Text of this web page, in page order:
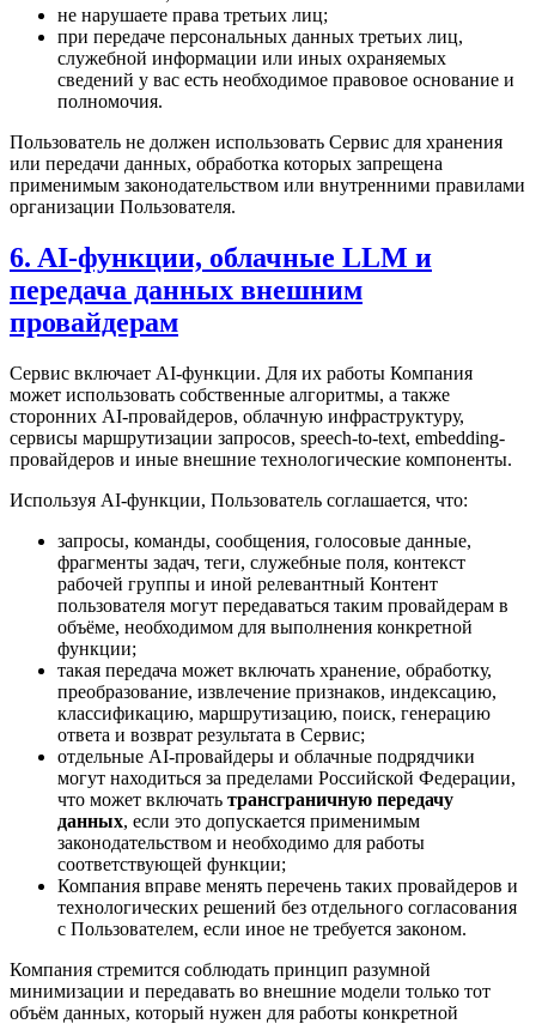
не нарушаете права третьих лиц;
при передаче персональных данных третьих лиц,
служебной информации или иных охраняемых
сведений у вас есть необходимое правовое основание и
полномочия.
Пользователь не должен использовать Сервис для хранения
или передачи данных, обработка которых запрещена
применимым законодательством или внутренними правилами
организации Пользователя.
6. AI-функции, облачные LLM и
передача данных внешним
провайдерам
Сервис включает AI-функции. Для их работы Компания
может использовать собственные алгоритмы, а также
сторонних AI-провайдеров, облачную инфраструктуру,
сервисы маршрутизации запросов, speech-to-text, embedding-
провайдеров и иные внешние технологические компоненты.
Используя AI-функции, Пользователь соглашается, что:
запросы, команды, сообщения, голосовые данные,
фрагменты задач, теги, служебные поля, контекст
рабочей группы и иной релевантный Контент
пользователя могут передаваться таким провайдерам в
объёме, необходимом для выполнения конкретной
функции;
такая передача может включать хранение, обработку,
преобразование, извлечение признаков, индексацию,
классификацию, маршрутизацию, поиск, генерацию
ответа и возврат результата в Сервис;
отдельные AI-провайдеры и облачные подрядчики
могут находиться за пределами Российской Федерации,
что может включать трансграничную передачу
данных, если это допускается применимым
законодательством и необходимо для работы
соответствующей функции;
Компания вправе менять перечень таких провайдеров и
технологических решений без отдельного согласования
с Пользователем, если иное не требуется законом.
Компания стремится соблюдать принцип разумной
минимизации и передавать во внешние модели только тот
объём данных, который нужен для работы конкретной